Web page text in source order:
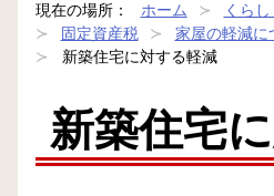
現在の場所： ホーム くら
固定資産税
家屋の軽減に
新築住宅に対する軽減
新築住宅